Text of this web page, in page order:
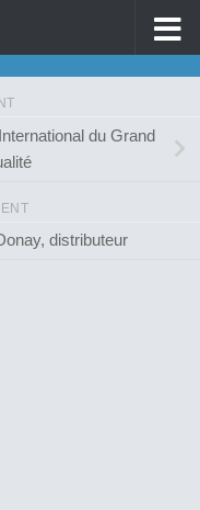
du Grand
distributeur